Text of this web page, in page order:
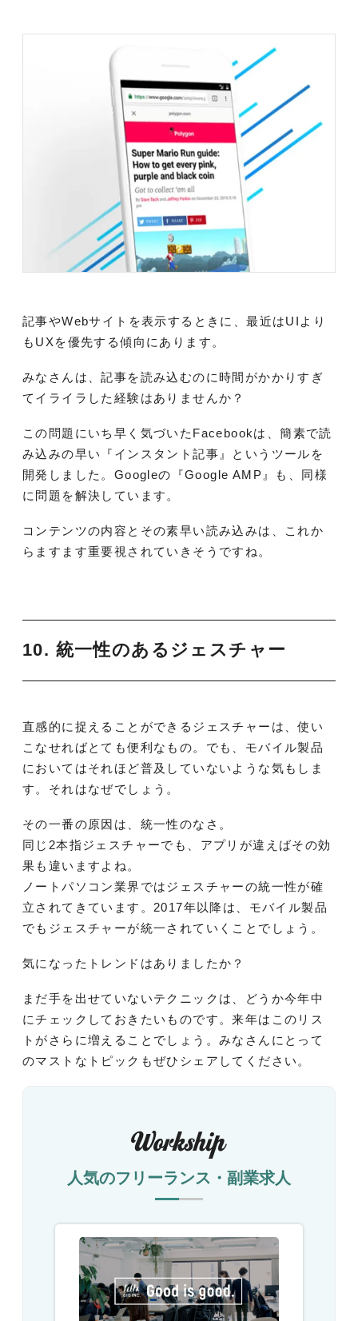
記事やWebサイトを表示するときに、最近はUIより
もUXを優先する傾向にあります。
みなさんは、記事を読み込むのに時間がかかりすぎ
てイライラした経験はありませんか？
この問題にいち早く気づいたFacebookは、簡素で読
み込みの早い『インスタント記事』というツールを
開発しました。Googleの『Google AMP』も、同様
に問題を解決しています。
コンテンツの内容とその素早い読み込みは、これか
らますます重要視されていきそうですね。
10. 統一性のあるジェスチャー
直感的に捉えることができるジェスチャーは、使い
こなせればとても便利なもの。でも、モバイル製品
においてはそれほど普及していないような気もしま
す。それはなぜでしょう。
その一番の原因は、統一性のなさ。
同じ2本指ジェスチャーでも、アプリが違えばその効
果も違いますよね。
ノートパソコン業界ではジェスチャーの統一性が確
立されてきています。2017年以降は、モバイル製品
でもジェスチャーが統一されていくことでしょう。
気になったトレンドはありましたか？
まだ手を出せていないテクニックは、どうか今年中
にチェックしておきたいものです。来年はこのリス
トがさらに増えることでしょう。みなさんにとって
のマストなトピックもぜひシェアしてください。
人気のフリーランス・副業求人